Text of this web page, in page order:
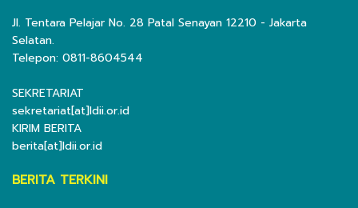
Jl. Tentara Pelajar No. 28 Patal Senayan 12210 - Jakarta
Selatan.
Telepon: 0811-8604544
SEKRETARIAT
sekretariat[at]ldii.or.id
KIRIM BERITA
berita[at]ldii.or.id
BERITA TERKINI